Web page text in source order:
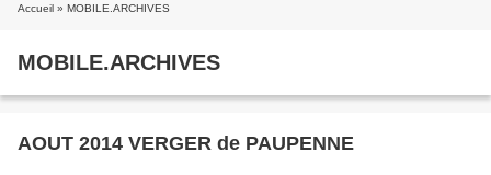
Accueil » MOBILE.ARCHIVES
MOBILE.ARCHIVES
AOUT 2014 VERGER de PAUPENNE